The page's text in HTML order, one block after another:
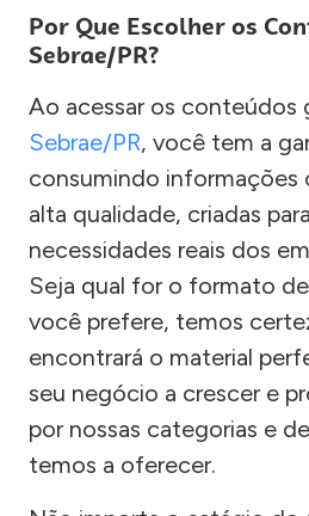
Por Que Escolher os
Sebrae/PR?
Ao acessar os conteúdos
Sebrae/PR, você tem a
consumindo informações
alta qualidade, criadas
necessidades reais dos
Seja qual for o formato
você prefere, temos
encontrará o material
seu negócio a crescer e
por nossas categorias e
temos a oferecer.